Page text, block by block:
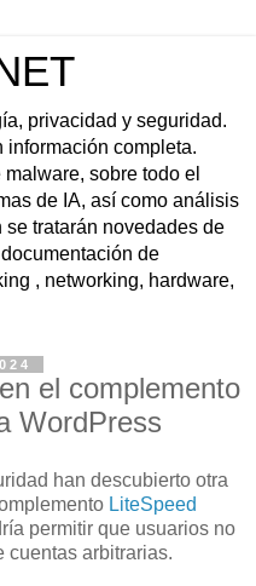
privacidad y seguridad.
información completa.
sobre todo el
de IA, así como análisis
tratarán novedades de
de
, networking, hardware,
el complemento
WordPress
han descubierto otra
LiteSpeed ​​
permitir que usuarios no
cuentas arbitrarias.